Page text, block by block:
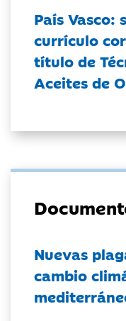
País Vasco:
currículo
título de
Aceites de
Nuevas
cambio